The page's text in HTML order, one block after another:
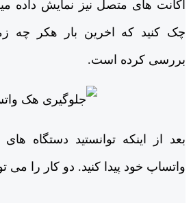
اکانت های متصل نیز نمایش داده
چک کنید که اخرین بار هکر چه
بررسی کرده است.
بعد از اینکه توانستید دستگاه
واتساپ خود پیدا کنید. دو کار را می